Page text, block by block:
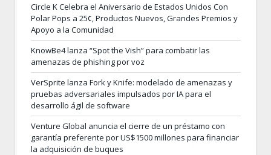
Circle K Celebra el Aniversario de Estados Unidos Con
Polar Pops a 25¢, Productos Nuevos, Grandes Premios y
Apoyo a la Comunidad
KnowBe4 lanza “Spot the Vish” para combatir las
amenazas de phishing por voz
VerSprite lanza Fork y Knife: modelado de amenazas y
pruebas adversariales impulsados por IA para el
desarrollo ágil de software
Venture Global anuncia el cierre de un préstamo con
garantía preferente por US$1500 millones para financiar
la adquisición de buques